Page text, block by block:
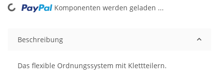
Loading... Komponenten werden geladen ...
Beschreibung
Das flexible Ordnungssystem mit Klettteilern.